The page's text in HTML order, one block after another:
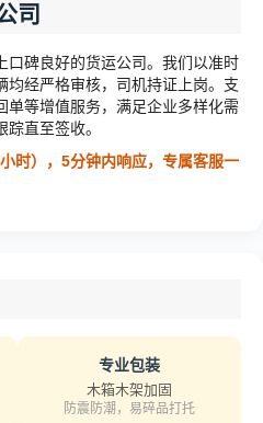
司
口碑良好的货运公司。我们以准时
均经严格审核，司机持证上岗。支
单等增值服务，满足企业多样化需
直至签收。
时），5分钟内响应，专属客服一
专业包装
木箱木架加固
防震防潮，易碎品打托